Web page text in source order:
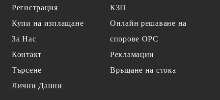
Регистрация
Купи на изплащане
За Нас
Контакт
Търсене
Лични Данни
КЗП
Онлайн решаване на
спорове OPC
Рекламации
Връщане на стока